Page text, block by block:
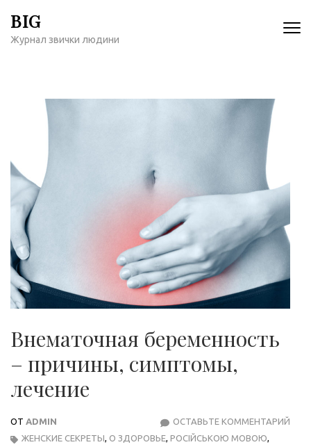
содержимому
BIG
Журнал звички людини
Внематочная беременность
– причины, симптомы,
лечение
ОТ ADMIN ОСТАВЬТЕ КОММЕНТАРИЙ
ЖЕНСКИЕ СЕКРЕТЫ, О ЗДОРОВЬЕ, РОСІЙСЬКОЮ МОВОЮ,